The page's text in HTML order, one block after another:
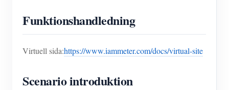
Funktionshandledning
Virtuell sida:https://www.iammeter.com/docs/virtual-site
Scenario introduktion